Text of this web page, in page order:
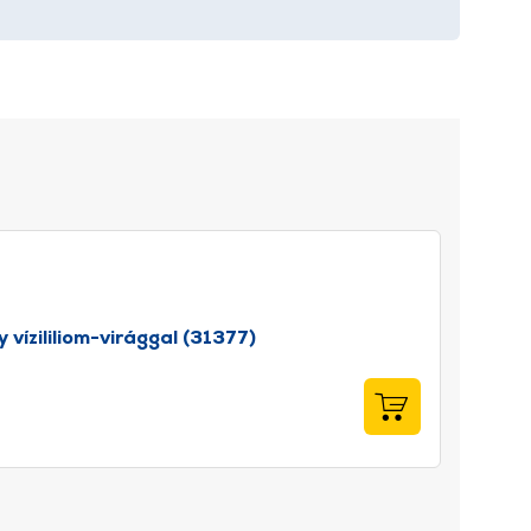
vízililiom-virággal (31377)